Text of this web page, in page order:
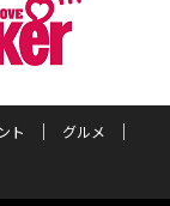
ト
グルメ